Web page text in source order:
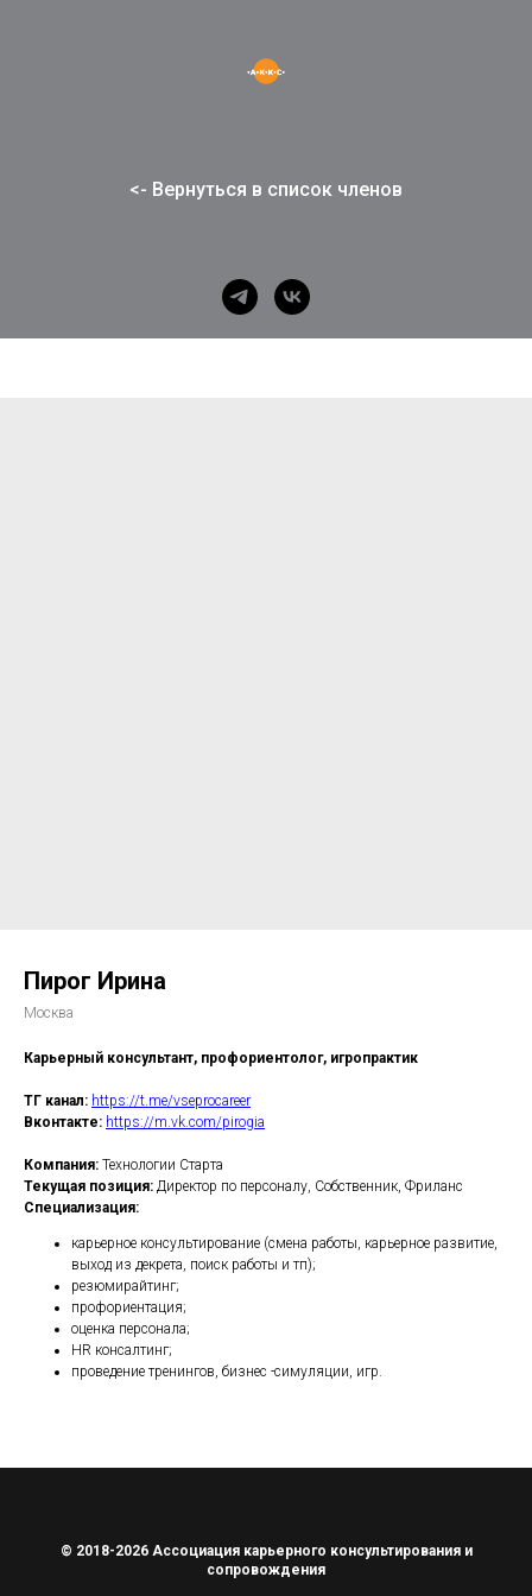
<- Вернуться в список членов
Пирог Ирина
Москва
Карьерный консультант, профориентолог, игропрактик
ТГ канал: https://t.me/vseprocareer
Вконтакте: https://m.vk.com/pirogia
Компания: Технологии Старта
Текущая позиция: Директор по персоналу, Собственник, Фриланс
Специализация:
карьерное консультирование (смена работы, карьерное развитие,
выход из декрета, поиск работы и тп);
резюмирайтинг;
профориентация;
оценка персонала;
HR консалтинг;
проведение тренингов, бизнес -симуляции, игр.
© 2018-2026 Ассоциация карьерного консультирования и
сопровождения